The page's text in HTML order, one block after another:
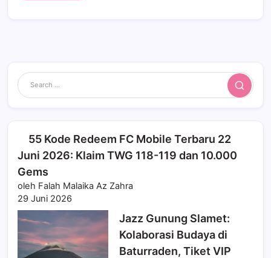
Search
55 Kode Redeem FC Mobile Terbaru 22
Juni 2026: Klaim TWG 118-119 dan 10.000
Gems
oleh Falah Malaika Az Zahra
29 Juni 2026
Jazz Gunung Slamet:
Kolaborasi Budaya di
Baturraden, Tiket VIP